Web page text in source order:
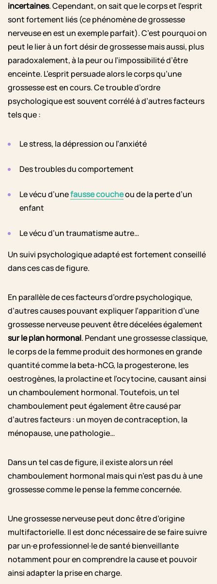
incertaines. Cependant, on sait que le corps et l’esprit
sont fortement liés (ce phénomène de grossesse
nerveuse en est un exemple parfait). C’est pourquoi on
peut le lier à un fort désir de grossesse mais aussi, plus
paradoxalement, à la peur ou l’impossibilité d’être
enceinte. L’esprit persuade alors le corps qu’une
grossesse est en cours. Ce trouble d’ordre
psychologique est souvent corrélé à d’autres facteurs
tels que :
Le stress, la dépression ou l’anxiété
Des troubles du comportement
Le vécu d’unefausse coucheou de la perte d’un
enfant
Le vécu d’un traumatisme autre…
Un suivi psychologique adapté est fortement conseillé
dans ces cas de figure.
En parallèle de ces facteurs d’ordre psychologique,
d’autres causes pouvant expliquer l’apparition d’une
grossesse nerveuse peuvent être décelées également
sur le plan hormonal. Pendant une grossesse classique,
le corps de la femme produit des hormones en grande
quantité comme la beta-hCG, la progesterone, les
oestrogènes, la prolactine et l’ocytocine, causant ainsi
un chamboulement hormonal. Toutefois, un tel
chamboulement peut également être causé par
d’autres facteurs : un moyen de contraception, la
ménopause, une pathologie…
Dans un tel cas de figure, il existe alors un réel
chamboulement hormonal mais qui n’est pas du à une
grossesse comme le pense la femme concernée.
Une grossesse nerveuse peut donc être d’origine
multifactorielle. Il est donc nécessaire de se faire suivre
par un·e professionnel·le de santé bienveillante
notamment pour en comprendre la cause et pouvoir
ainsi adapter la prise en charge.